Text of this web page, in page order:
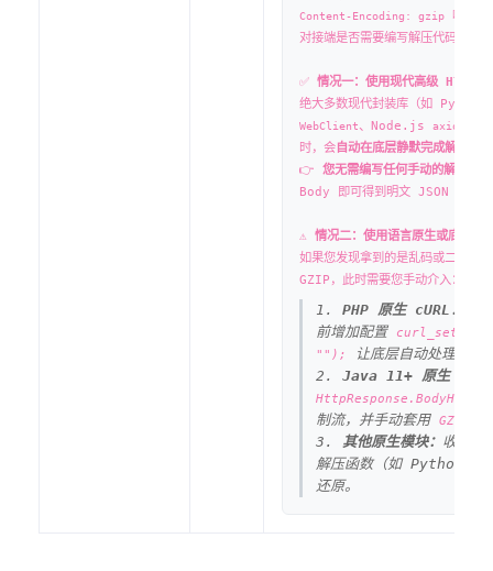
Content-Encoding: gzip
响应头
对接端是否需要编写解压代码，取
✅ 情况一：使用现代高级 HTTP
绝大多数现代封装库（如 Python
WebClient、Node.js axios
时，会自动在底层静默完成解压
👉 您无需编写任何手动的解压代码
Body 即可得到明文 JSON 数据。
⚠️ 情况二：使用语言原生或底层网
如果您发现拿到的是乱码或二进制
GZIP，此时需要您手动介入：
1. PHP 原生 cURL：
前增加配置
"");
让底层自动处理。
2. Java 11+ 原生
制流，并手动套用
3. 其他原生模块： 收到字
解压函数（如 Python
还原。